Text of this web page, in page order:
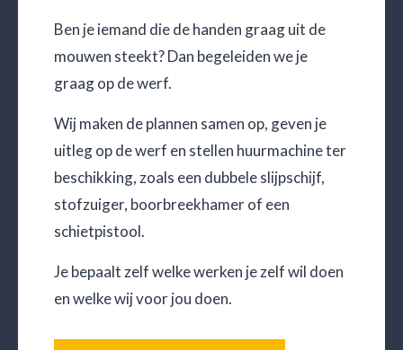
Ben je iemand die de handen graag uit de
mouwen steekt? Dan begeleiden we je
graag op de werf.
Wij maken de plannen samen op, geven je
uitleg op de werf en stellen huurmachine ter
beschikking, zoals een dubbele slijpschijf,
stofzuiger, boorbreekhamer of een
schietpistool.
Je bepaalt zelf welke werken je zelf wil doen
en welke wij voor jou doen.